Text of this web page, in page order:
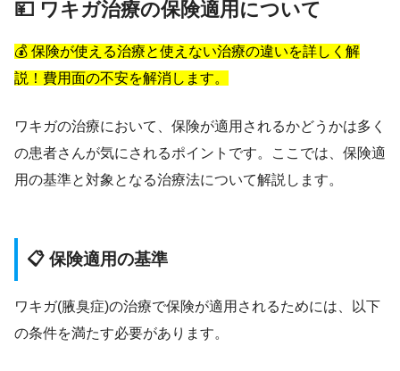
💴 ワキガ治療の保険適用について
💰 保険が使える治療と使えない治療の違いを詳しく解
説！費用面の不安を解消します。
ワキガの治療において、保険が適用されるかどうかは多く
の患者さんが気にされるポイントです。ここでは、保険適
用の基準と対象となる治療法について解説します。
📋 保険適用の基準
ワキガ(腋臭症)の治療で保険が適用されるためには、以下
の条件を満たす必要があります。